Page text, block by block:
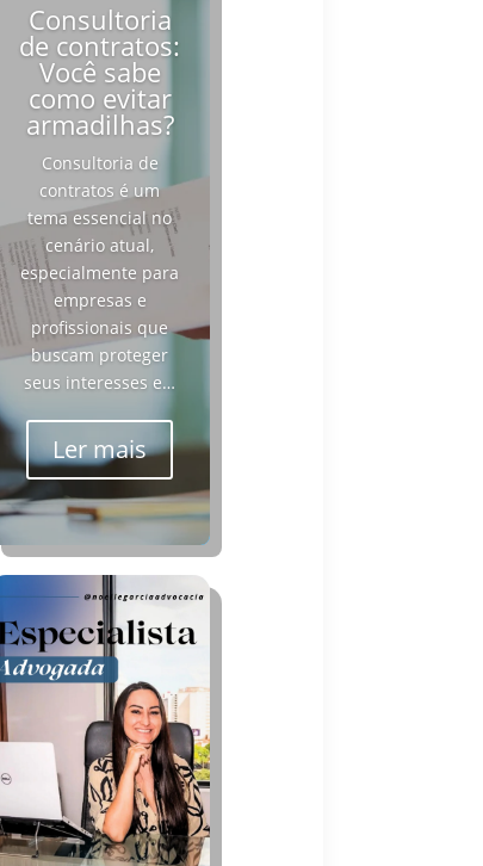
Consultoria
de contratos:
Você sabe
como evitar
armadilhas?
Consultoria de
contratos é um
tema essencial no
cenário atual,
especialmente para
empresas e
profissionais que
buscam proteger
seus interesses e…
Ler mais